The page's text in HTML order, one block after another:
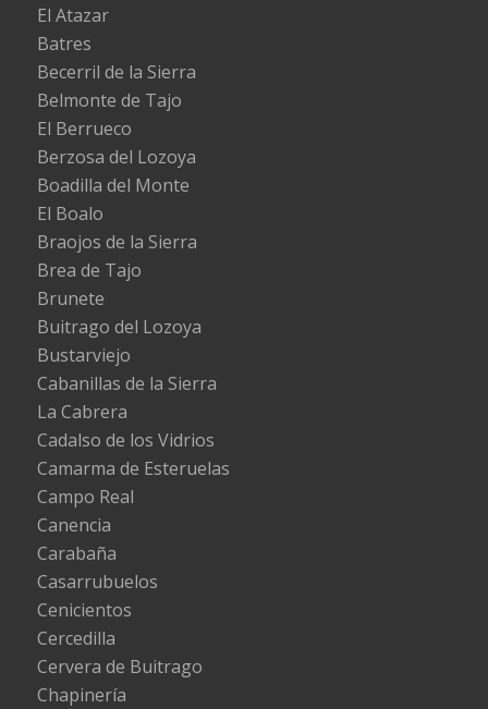
El Atazar
Batres
Becerril de la Sierra
Belmonte de Tajo
El Berrueco
Berzosa del Lozoya
Boadilla del Monte
El Boalo
Braojos de la Sierra
Brea de Tajo
Brunete
Buitrago del Lozoya
Bustarviejo
Cabanillas de la Sierra
La Cabrera
Cadalso de los Vidrios
Camarma de Esteruelas
Campo Real
Canencia
Carabaña
Casarrubuelos
Cenicientos
Cercedilla
Cervera de Buitrago
Chapinería